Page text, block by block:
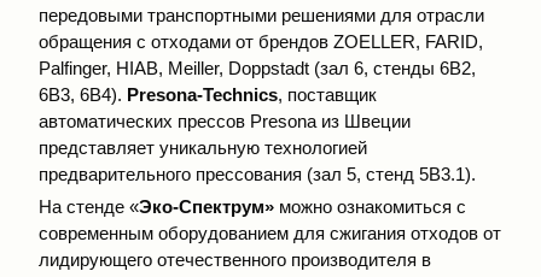
передовыми транспортными решениями для отрасли
обращения с отходами от брендов ZOELLER, FARID,
Palfinger, HIAB, Meiller, Doppstadt (зал 6, стенды 6В2,
6В3, 6В4). Presona-Technics, поставщик
автоматических прессов Presona из Швеции
представляет уникальную технологией
предварительного прессования (зал 5, стенд 5В3.1).
На стенде «Эко-Спектрум» можно ознакомиться с
современным оборудованием для сжигания отходов от
лидирующего отечественного производителя в